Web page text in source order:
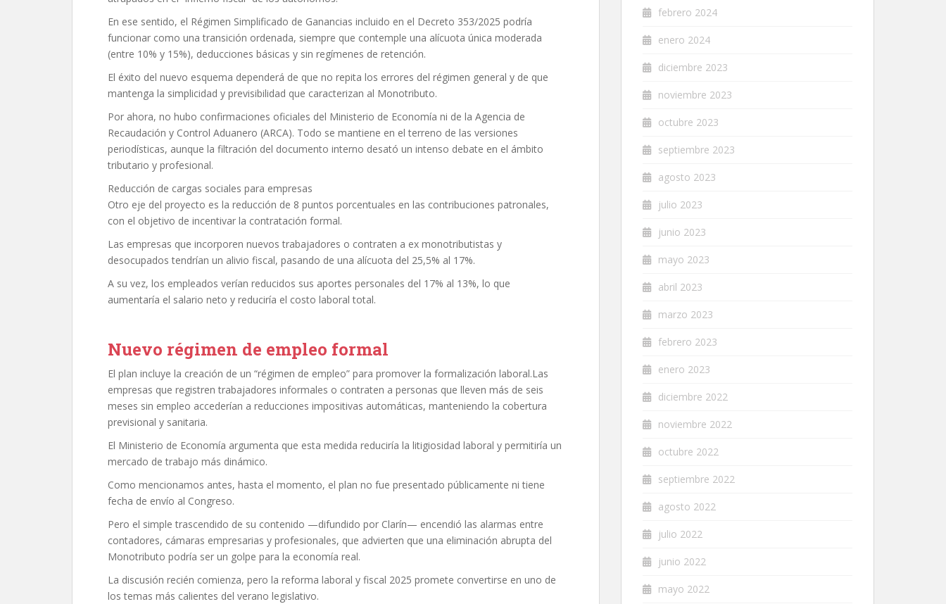
En ese sentido, el Régimen Simplificado de Ganancias incluido en el Decreto 353/2025 podría
funcionar como una transición ordenada, siempre que contemple una alícuota única moderada
(entre 10% y 15%), deducciones básicas y sin regímenes de retención.
El éxito del nuevo esquema dependerá de que no repita los errores del régimen general y de que
mantenga la simplicidad y previsibilidad que caracterizan al Monotributo.
Por ahora, no hubo confirmaciones oficiales del Ministerio de Economía ni de la Agencia de
Recaudación y Control Aduanero (ARCA). Todo se mantiene en el terreno de las versiones
periodísticas, aunque la filtración del documento interno desató un intenso debate en el ámbito
tributario y profesional.
Reducción de cargas sociales para empresas
Otro eje del proyecto es la reducción de 8 puntos porcentuales en las contribuciones patronales,
con el objetivo de incentivar la contratación formal.
Las empresas que incorporen nuevos trabajadores o contraten a ex monotributistas y
desocupados tendrían un alivio fiscal, pasando de una alícuota del 25,5% al 17%.
A su vez, los empleados verían reducidos sus aportes personales del 17% al 13%, lo que
aumentaría el salario neto y reduciría el costo laboral total.
Nuevo régimen de empleo formal
El plan incluye la creación de un “régimen de empleo” para promover la formalización laboral.Las
empresas que registren trabajadores informales o contraten a personas que lleven más de seis
meses sin empleo accederían a reducciones impositivas automáticas, manteniendo la cobertura
previsional y sanitaria.
El Ministerio de Economía argumenta que esta medida reduciría la litigiosidad laboral y permitiría un
mercado de trabajo más dinámico.
Como mencionamos antes, hasta el momento, el plan no fue presentado públicamente ni tiene
fecha de envío al Congreso.
Pero el simple trascendido de su contenido —difundido por Clarín— encendió las alarmas entre
contadores, cámaras empresarias y profesionales, que advierten que una eliminación abrupta del
Monotributo podría ser un golpe para la economía real.
La discusión recién comienza, pero la reforma laboral y fiscal 2025 promete convertirse en uno de
los temas más calientes del verano legislativo.
febrero 2024
enero 2024
diciembre 2023
noviembre 2023
octubre 2023
septiembre 2023
agosto 2023
julio 2023
junio 2023
mayo 2023
abril 2023
marzo 2023
febrero 2023
enero 2023
diciembre 2022
noviembre 2022
octubre 2022
septiembre 2022
agosto 2022
julio 2022
junio 2022
mayo 2022